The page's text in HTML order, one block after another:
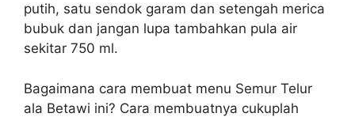
putih, satu sendok garam dan setengah merica
bubuk dan jangan lupa tambahkan pula air
sekitar 750 ml.
Bagaimana cara membuat menu Semur Telur
ala Betawi ini? Cara membuatnya cukuplah